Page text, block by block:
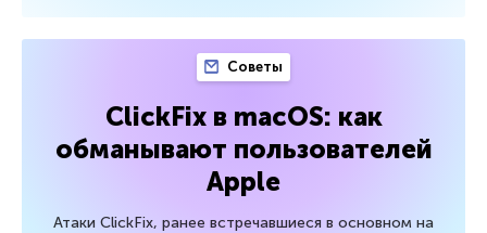
Советы
ClickFix в macOS: как
обманывают пользователей
Apple
Атаки ClickFix, ранее встречавшиеся в основном на